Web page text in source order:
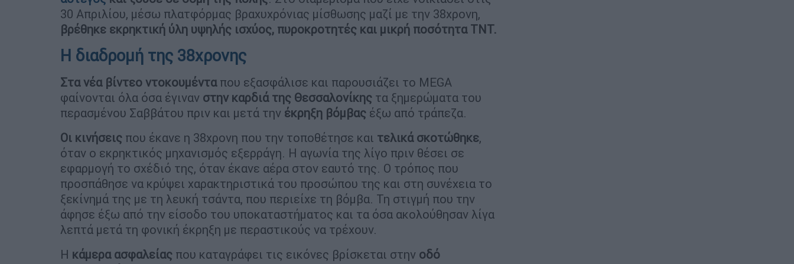
30 Απριλίου, μέσω πλατφόρμας βραχυχρόνιας μίσθωσης μαζί με την 38χρονη,
βρέθηκε εκρηκτική ύλη υψηλής ισχύος, πυροκροτητές και μικρή ποσότητα ΤΝΤ.
Η διαδρομή της 38χρονης
Στα νέα βίντεο ντοκουμένταπου εξασφάλισε και παρουσιάζει το MEGA
φαίνονται όλα όσα έγιναν στην καρδιά της Θεσσαλονίκης τα ξημερώματα του
περασμένου Σαββάτου πριν και μετά την έκρηξη βόμβας έξω από τράπεζα.
Οι κινήσεις που έκανε η 38χρονη που την τοποθέτησε και τελικά σκοτώθηκε,
όταν ο εκρηκτικός μηχανισμός εξερράγη. Η αγωνία της λίγο πριν θέσει σε
εφαρμογή το σχέδιό της, όταν έκανε αέρα στον εαυτό της. Ο τρόπος που
προσπάθησε να κρύψει χαρακτηριστικά του προσώπου της και στη συνέχεια το
ξεκίνημά της με τη λευκή τσάντα, που περιείχε τη βόμβα. Τη στιγμή που την
άφησε έξω από την είσοδο του υποκαταστήματος και τα όσα ακολούθησαν λίγα
λεπτά μετά τη φονική έκρηξη με περαστικούς να τρέχουν.
Η κάμερα ασφαλείας που καταγράφει τις εικόνες βρίσκεται στην οδό